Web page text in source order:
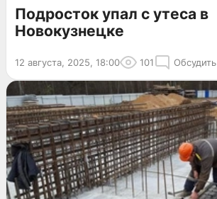
Подросток упал с утеса в
Новокузнецке
12 августа, 2025, 18:00 101 Обсудить